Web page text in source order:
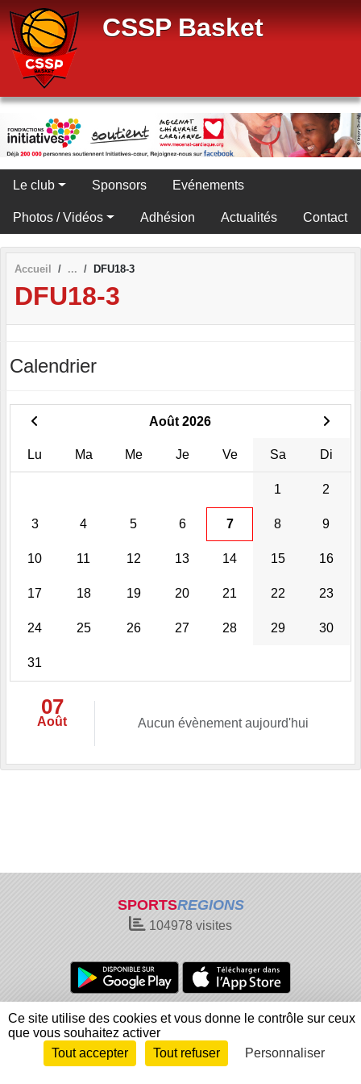
CSSP Basket
Le club Sponsors Evénements
Photos / Vidéos Adhésion Actualités Contact
Accueil DFU18-3
DFU18-3
Calendrier
Août 2026
Lu Ma Me Je Ve Sa Di
1 2
3 4 5 6 7 8 9
10 11 12 13 14 15 16
17 18 19 20 21 22 23
24 25 26 27 28 29 30
31
07
Août Aucun évènement aujourd'hui
SPORTSREGIONS
104978 visites
Charte cookies
Gestion des cookies
Informations légales
Signaler un contenu inapproprié
Envie de participer ?
Connexion
Panneau de gestion des cookies
Ce site utilise des cookies et vous donne le contrôle sur ceux
que vous souhaitez activer
Tout accepter
Tout refuser Personnaliser